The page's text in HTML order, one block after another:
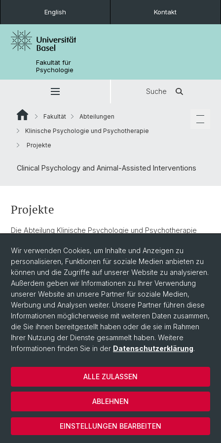
English Kontakt
Fakultät für
Psychologie
Suche
Fakultät
Abteilungen
Klinische Psychologie und Psychotherapie
Projekte
Clinical Psychology and Animal-Assisted Interventions
Projekte
Die Abteilung Klinische Psychologie und Psychotherapie
einige hier sowie auf den untergeordneten Websites
beschrieben sind.
© Universität Basel
Datenschutzerklärung
Wir verwenden Cookies, um Inhalte und Anzeigen zu
personalisieren, Funktionen für soziale Medien anbieten zu
können und die Zugriffe auf unserer Website zu analysieren.
Außerdem geben wir Informationen zu Ihrer Verwendung
unserer Website an unsere Partner für soziale Medien,
Werbung und Analysen weiter. Unsere Partner führen diese
Informationen möglicherweise mit weiteren Daten zusammen,
die Sie ihnen bereitgestellt haben oder die sie im Rahmen
Ihrer Nutzung der Dienste gesammelt haben. Weitere
Informationen finden Sie in der Datenschutzerklärung.
EINSTELLUNGEN BEARBEITEN
ABLEHNEN
ALLE ZULASSEN